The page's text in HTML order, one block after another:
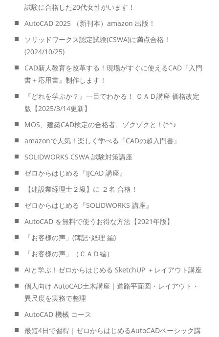
試験に合格した20代女性がいます！
AutoCAD 2025 （新刊本）amazon 出版！
ソリッドワークス認定試験(CSWA)に満点合格！
(2024/10/25)
CAD新人教育を改革する！現場がすぐに使えるCAD『入門
書＋応用書』制作します！
『どれを学ぶか？』一目でわかる！ ＣＡＤ講座 価格改定
版【2025/3/14更新】
MOS、建築CAD検定の合格者、ゾクゾクと！(^^♪
amazonで人気！楽しく学べる『CADの超入門書』
SOLIDWORKS CSWA 試験対策講座
ゼロからはじめる『IJCAD 講座』
【建設業経理士２級】に ２名 合格！
ゼロからはじめる『SOLIDWORKS 講座』
AutoCAD を無料で使うお得な方法【2021年版】
「お客様の声」(簿記･経理 編)
「お客様の声」（ＣＡＤ編）
AIと学ぶ！ゼロからはじめる SketchUP ＋レイアウト講座
個人向け AutoCAD土木講座｜道路平面図・レイアウト・
異尺度を実務で整理
AutoCAD 機械 コース
最短4日で習得｜ゼロからはじめるAutoCADベーシック講